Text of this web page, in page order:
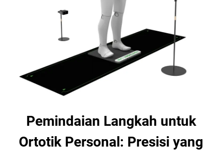
Pemindaian Langkah untuk
Ortotik Personal: Presisi yang